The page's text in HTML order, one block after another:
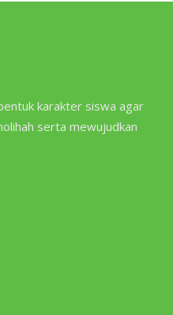
karakter siswa agar
serta mewujudkan